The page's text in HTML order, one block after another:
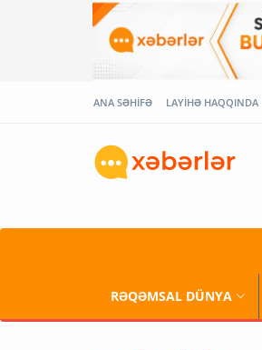
ANA SƏHİFƏ LAYİHƏ HAQQINDA
RƏQƏMSAL DÜNYA